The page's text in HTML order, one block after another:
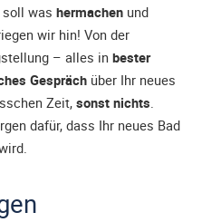
soll was hermachen und
wir hin! Von der
– alles in bester
Gespräch über Ihr neues
Zeit, sonst nichts.
dafür, dass Ihr neues Bad